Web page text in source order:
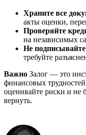
Храните все
акты оценки,
Проверяйте
на независимых
Не подписывайте
требуйте
Важно Залог — это
финансовых
оценивайте риски и не
вернуть.